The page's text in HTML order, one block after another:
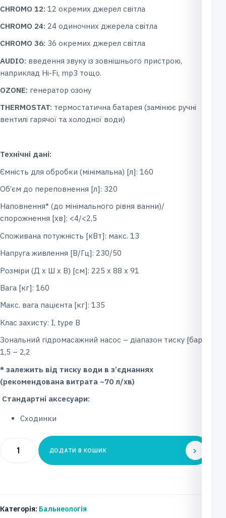
CHROMO 12: 12 окремих джерел світла
CHROMO 24: 24 одиночних джерела світла
CHROMO 36: 36 окремих джерел світла
AUDIO: введення звуку із зовнішнього пристрою,
наприклад Hi-Fi, mp3 тощо.
OZONE: генератор озону
THERMOSTAT: термостатична батарея (замінює ручні
вентилі гарячої та холодної води)
Технічні дані:
Ємність для обробки (мінімальна) [л]: 160
Об’єм до переповнення [л]: 320
Наповнення* (до мінімального рівня ванни)/
спорожнення [хв]: <4/<2,5
Споживана потужність [кВт]: макс. 13
Напруга живлення [В/Гц]: 230/50
Розміри (Д x Ш x В) [см]: 225 х 88 х 91
Вага [кг]: 160
Макс. вага пацієнта [кг]: 135
Клас захисту: I, type B
Зональний гідромасажний насос – діапазон тиску [бар]:
1,5 – 2,2
* залежить від тиску води в з’єднаннях
(рекомендована витрата ~70 л/хв)
Стандартні аксесуари:
Сходинки
бальнеологічна
ДОДАТИ В КОШИК
Категорія: Бальнеологія